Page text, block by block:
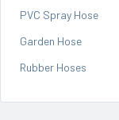
PVC Spray Hose
Garden Hose
Rubber Hoses